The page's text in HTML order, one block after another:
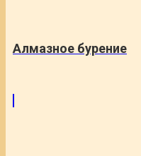
Алмазное бурение